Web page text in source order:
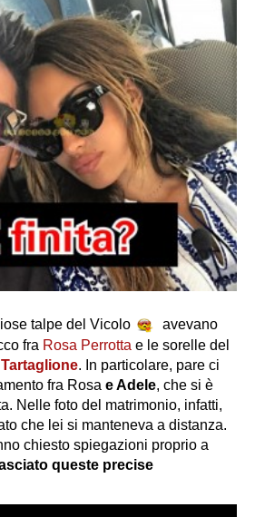
talpe del Vicolo
avevano
fra Rosa Perrotta e le sorelle del
. In particolare, pare ci
fra Rosa e Adele, che si è
Nelle foto del matrimonio, infatti,
che lei si manteneva a distanza.
chiesto spiegazioni proprio a
queste precise